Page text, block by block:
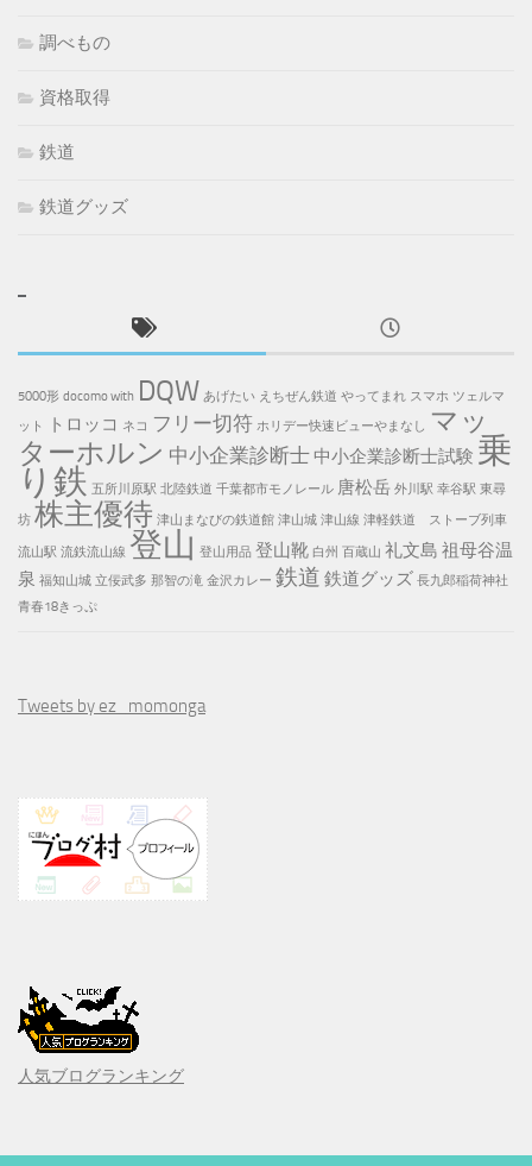
調べもの
資格取得
鉄道
鉄道グッズ
5000形 docomo with DQW あげたい えちぜん鉄道 やってまれ スマホ ツェルマ
ット
トロッコ ネコ フリー切符 ホリデー快速ビューやまなし マッ
ターホルン 中小企業診断士 中小企業診断士試験 乗
り鉄 五所川原駅 北陸鉄道 千葉都市モノレール 唐松岳 外川駅 幸谷駅 東尋
坊 株主優待 津山まなびの鉄道館 津山城 津山線 津軽鉄道 ストーブ列車
流山駅 流鉄流山線 登山 登山用品 登山靴 白州 百蔵山 礼文島 祖母谷温
泉 福知山城 立佞武多 那智の滝 金沢カレー 鉄道 鉄道グッズ 長九郎稲荷神社
青春18きっぷ
Tweets by ez_momonga
人気ブログランキング